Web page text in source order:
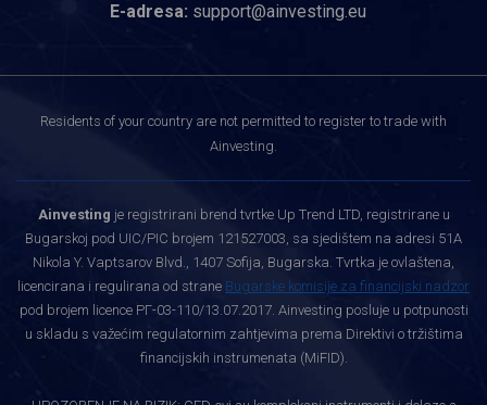
E-adresa: support@ainvesting.eu
Residents of your country are not permitted to register to trade with
Ainvesting.
Ainvesting je registrirani brend tvrtke Up Trend LTD, registrirane u
Bugarskoj pod UIC/PIC brojem 121527003, sa sjedištem na adresi 51A
Nikola Y. Vaptsarov Blvd., 1407 Sofija, Bugarska. Tvrtka je ovlaštena,
licencirana i regulirana od strane Bugarske komisije za financijski nadzor
pod brojem licence РГ-03-110/13.07.2017. Ainvesting posluje u potpunosti
u skladu s važećim regulatornim zahtjevima prema Direktivi o tržištima
financijskih instrumenata (MiFID).